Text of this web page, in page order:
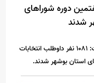
دوره شوراهای
شدند
دبیر ستاد انتخابات استان بوشهر گفت: ۱۰۸۱ نفر داوطلب انتخابات
استان بوشهر شدند.